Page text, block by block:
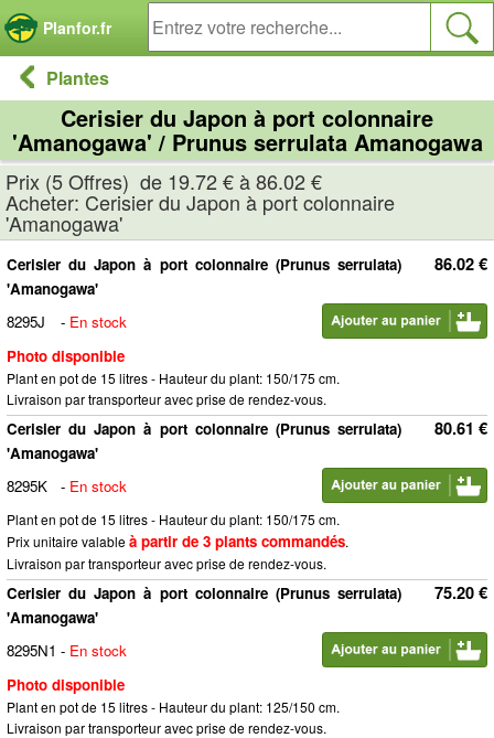
Planfor.fr
Plantes
Cerisier du Japon à port colonnaire
'Amanogawa' / Prunus serrulata Amanogawa
Prix (5 Offres) de 19.72 € à 86.02 €
Acheter: Cerisier du Japon à port colonnaire
'Amanogawa'
86.02 €
Cerisier du Japon à port colonnaire (Prunus serrulata)
'Amanogawa'
8295J
- En stock
Photo disponible
Plant en pot de 15 litres - Hauteur du plant: 150/175 cm.
Livraison par transporteur avec prise de rendez-vous.
80.61 €
Cerisier du Japon à port colonnaire (Prunus serrulata)
'Amanogawa'
8295K
- En stock
Plant en pot de 15 litres - Hauteur du plant: 150/175 cm.
Prix unitaire valableà partir de 3 plants commandés.
Livraison par transporteur avec prise de rendez-vous.
75.20 €
Cerisier du Japon à port colonnaire (Prunus serrulata)
'Amanogawa'
8295N1 - En stock
Photo disponible
Plant en pot de 15 litres - Hauteur du plant: 125/150 cm.
Livraison par transporteur avec prise de rendez-vous.
Panneau de gestion des cookies